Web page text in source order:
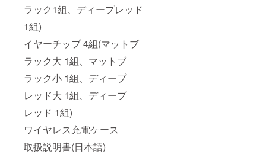
ラック1組、ディープレッド
1組)
イヤーチップ 4組(マットブ
ラック大 1組、マットブ
ラック小 1組、ディープ
レッド大 1組、ディープ
レッド 1組)
ワイヤレス充電ケース
取扱説明書(日本語)